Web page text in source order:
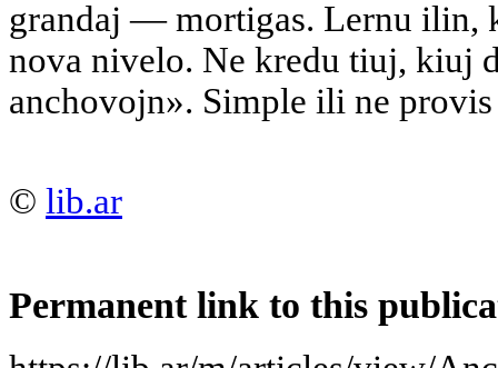
grandaj — mortigas. Lernu ilin,
nova nivelo. Ne kredu tiuj, kiuj
anchovojn». Simple ili ne
© lib.ar
Permanent link to this